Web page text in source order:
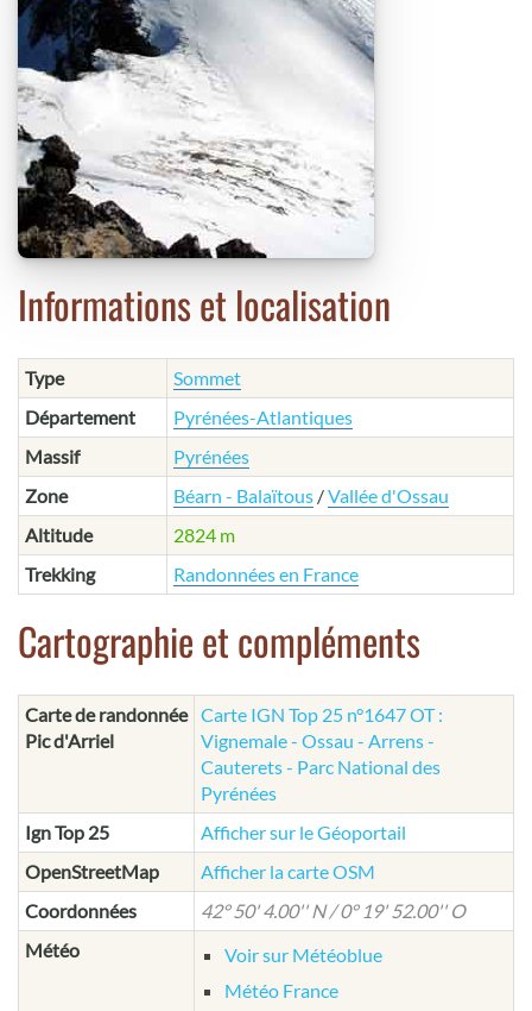
Informations et localisation
Type
Sommet
Département
Pyrénées-Atlantiques
Massif
Pyrénées
Zone
Béarn - Balaïtous /Vallée d'Ossau
Altitude
2824 m
Trekking
Randonnées en France
Cartographie et compléments
Carte de randonnée
Pic d'Arriel
Carte IGN Top 25 n°1647 OT :
Vignemale - Ossau - Arrens -
Cauterets - Parc National des
Pyrénées
Ign Top 25
Afficher sur le Géoportail
OpenStreetMap
Afficher la carte OSM
Coordonnées
42° 50' 4.00'' N / 0° 19' 52.00'' O
Météo
Voir sur Météoblue
Météo France